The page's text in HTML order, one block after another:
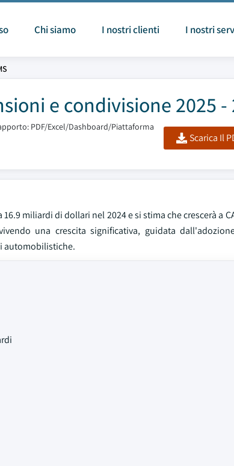
Chi siamo I nostri clienti I nostri
e condivisione 2025 -
PDF/Excel/Dashboard/Piattaforma
Scarica Il
miliardi di dollari nel 2024 e si stima che crescerà a
una crescita significativa, guidata
automobilistiche.